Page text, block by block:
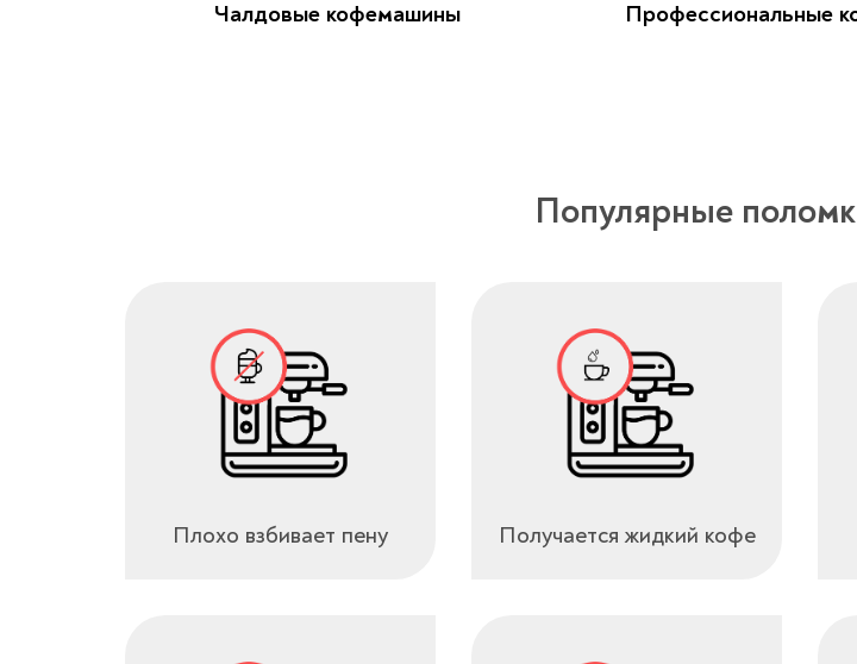
Чалдовые кофемашины Профессиональные
Популярные
Плохо взбивает пену Получается жидкий кофе